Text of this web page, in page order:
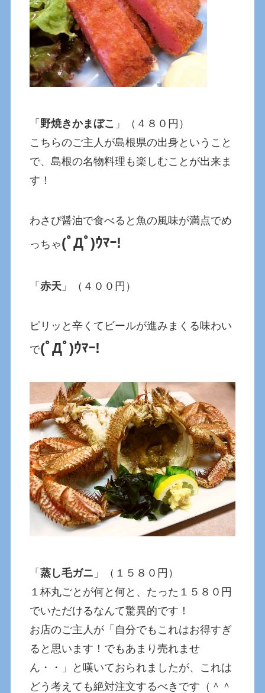
「 野焼きかまぼこ 」（４８０円）
こちらのご主人が島根県の出身ということ
で、島根の名物料理も楽しむことが出来ま
す！
わさび醤油で食べると魚の風味が満点でめ
っちゃ(ﾟДﾟ)ｳﾏｰ!
「赤天 」（４００円）
ピリッと辛くてビールが進みまくる味わい
で(ﾟДﾟ)ｳﾏｰ!
「蒸し毛ガニ 」（１５８０円）
１杯丸ごとが何と何と、たった１５８０円
でいただけるなんて驚異的です！
お店のご主人が「自分でもこれはお得すぎ
ると思います！でもあまり売れませ
ん・・」と嘆いておられましたが、これは
どう考えても絶対注文するべきです（＾＾